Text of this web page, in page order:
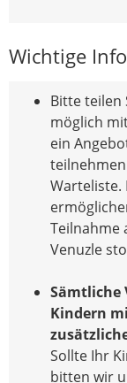
Wichtige
Bitte teilen
möglich
ein
Warteliste.
Teilnahme
Venuzle
Sämtliche
Kindern
Sollte Ihr
bitten wir